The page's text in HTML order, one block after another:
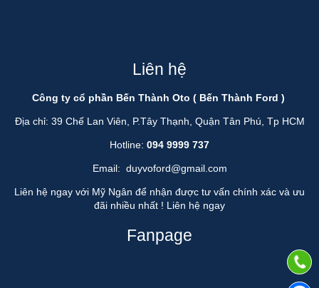
Liên hệ
Công ty cổ phần Bến Thành Oto ( Bến Thành Ford )
Địa chỉ: 39 Chế Lan Viên, P.Tây Thạnh, Quận Tân Phú, Tp HCM
Hotline: 094 9999 737
Email: duyvoford@gmail.com
Liên hệ ngay với Mỹ Ngân để nhận được tư vấn chính xác và ưu
đãi nhiều nhất ! Liên hệ ngay
Fanpage